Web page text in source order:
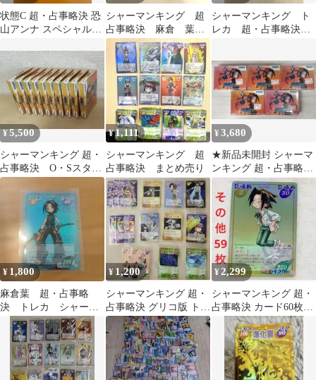
状態C 超・占事略決 恐
山アンナ スペシャルレ
ーマンキングカードゲ
ーム
シャーマンキング 超
占事略決 麻倉 葉
スペシャルレア まと
め売り
シャーマンキング ト
レカ 超・占事略決
¥5,500
シャーマンキング 超・
占事略決 O・Sスター
ター 40枚入×10箱 未
¥1,111
シャーマンキング 超
占事略決 まとめ売り
¥3,680
★新品未開封 シャーマ
ンキング 超・占事略決
O・S スターター1 5点
セット
¥ 1,800
麻倉葉 超・占事略
決 トレカ シャーマ
ンキング
¥ 1,200
シャーマンキング 超・
占事略決 グリコ版 トレ
ーディングカード まと
め
¥2,299
シャーマンキング 超・
占事略決 カード60枚ま
とめ売り